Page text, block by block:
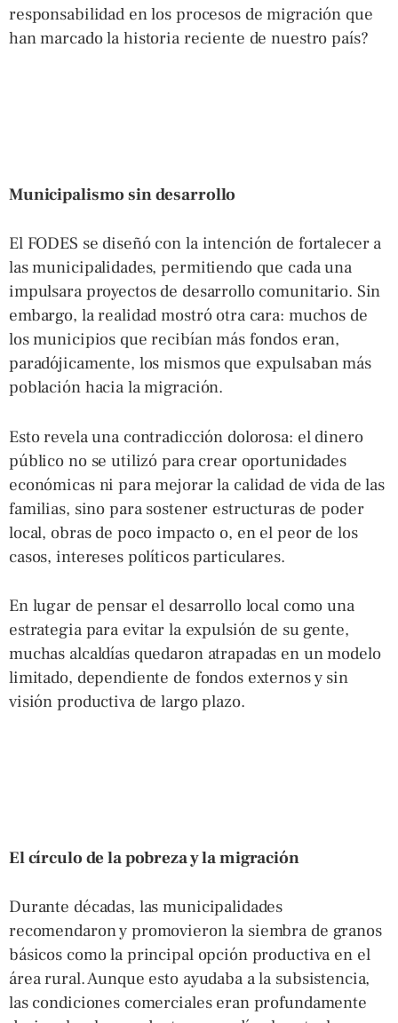
responsabilidad en los procesos de migración que
han marcado la historia reciente de nuestro país?
Municipalismo sin desarrollo
El FODES se diseñó con la intención de fortalecer a
las municipalidades, permitiendo que cada una
impulsara proyectos de desarrollo comunitario. Sin
embargo, la realidad mostró otra cara: muchos de
los municipios que recibían más fondos eran,
paradójicamente, los mismos que expulsaban más
población hacia la migración.
Esto revela una contradicción dolorosa: el dinero
público no se utilizó para crear oportunidades
económicas ni para mejorar la calidad de vida de las
familias, sino para sostener estructuras de poder
local, obras de poco impacto o, en el peor de los
casos, intereses políticos particulares.
En lugar de pensar el desarrollo local como una
estrategia para evitar la expulsión de su gente,
muchas alcaldías quedaron atrapadas en un modelo
limitado, dependiente de fondos externos y sin
visión productiva de largo plazo.
El círculo de la pobreza y la migración
Durante décadas, las municipalidades
recomendaron y promovieron la siembra de granos
básicos como la principal opción productiva en el
área rural. Aunque esto ayudaba a la subsistencia,
las condiciones comerciales eran profundamente